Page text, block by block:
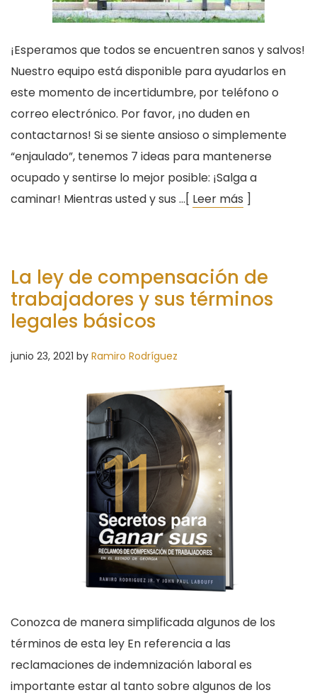
¡Esperamos que todos se encuentren sanos y salvos!
Nuestro equipo está disponible para ayudarlos en
este momento de incertidumbre, por teléfono o
correo electrónico. Por favor, ¡no duden en
contactarnos! Si se siente ansioso o simplemente
“enjaulado”, tenemos 7 ideas para mantenerse
ocupado y sentirse lo mejor posible: ¡Salga a
caminar! Mientras usted y sus …[ Leer más ]
La ley de compensación de
trabajadores y sus términos
legales básicos
junio 23, 2021 by Ramiro Rodríguez
Conozca de manera simplificada algunos de los
términos de esta ley En referencia a las
reclamaciones de indemnización laboral es
importante estar al tanto sobre algunos de los